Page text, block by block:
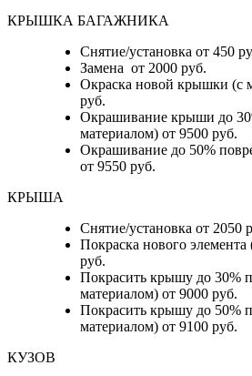
КРЫШКА БАГАЖНИКА
Снятие/установка от 450
Замена от 2000 руб.
Окраска новой крышки (с
руб.
Окрашивание крыши до
материалом) от 9500 руб.
Окрашивание до 50%
от 9550 руб.
КРЫША
Снятие/установка от 2050
Покраска нового
руб.
Покрасить крышу до 30%
материалом) от 9000 руб.
Покрасить крышу до 50%
материалом) от 9100 руб.
КУЗОВ